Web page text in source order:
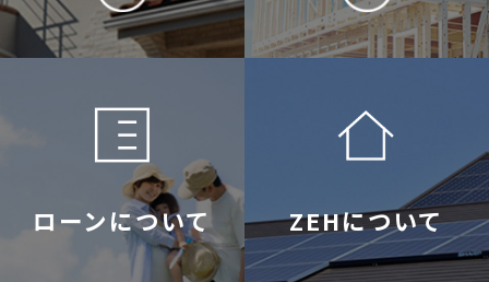
ローンについて ZEHについて